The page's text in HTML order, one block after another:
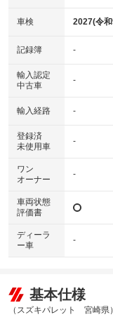
車検 2027(令和
記録簿 -
輸入認定
中古車
-
輸入経路 -
登録済
未使用車
-
ワン
オーナー
-
車両状態
評価書
ディーラ
ー車
-
基本仕様
（スズキパレット 宮崎県）